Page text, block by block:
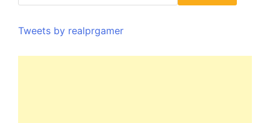
Tweets by realprgamer